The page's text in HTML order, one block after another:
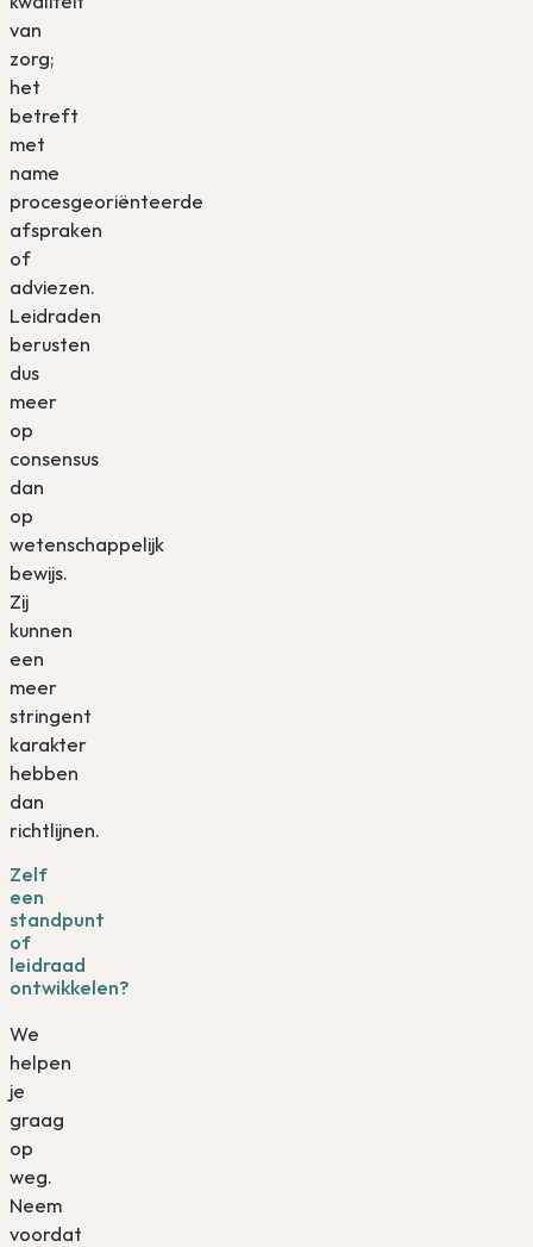
van
zorg;
het
betreft
met
name
procesgeoriënteerde
afspraken
of
adviezen.
Leidraden
berusten
dus
meer
op
consensus
dan
op
wetenschappelijk
bewijs.
Zij
kunnen
een
meer
stringent
karakter
hebben
dan
richtlijnen.
Zelf
een
standpunt
of
leidraad
ontwikkelen?
We
helpen
je
graag
op
weg.
Neem
voordat